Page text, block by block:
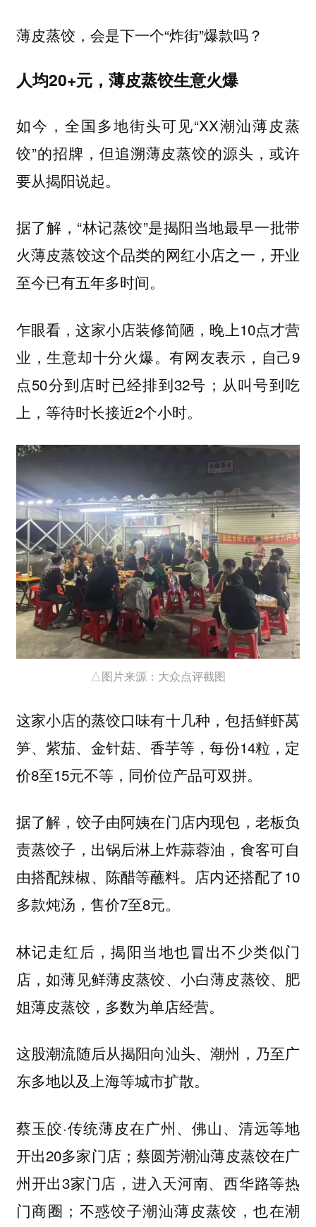
薄皮蒸饺，会是下一个“炸街”爆款吗？
人均20+元，薄皮蒸饺生意火爆
如今，全国多地街头可见“XX潮汕薄皮蒸
饺”的招牌，但追溯薄皮蒸饺的源头，或许
要从揭阳说起。
据了解，“林记蒸饺”是揭阳当地最早一批带
火薄皮蒸饺这个品类的网红小店之一，开业
至今已有五年多时间。
乍眼看，这家小店装修简陋，晚上10点才营
业，生意却十分火爆。有网友表示，自己9
点50分到店时已经排到32号；从叫号到吃
上，等待时长接近2个小时。
△图片来源：大众点评截图
这家小店的蒸饺口味有十几种，包括鲜虾莴
笋、紫茄、金针菇、香芋等，每份14粒，定
价8至15元不等，同价位产品可双拼。
据了解，饺子由阿姨在门店内现包，老板负
责蒸饺子，出锅后淋上炸蒜蓉油，食客可自
由搭配辣椒、陈醋等蘸料。店内还搭配了10
多款炖汤，售价7至8元。
林记走红后，揭阳当地也冒出不少类似门
店，如薄见鲜薄皮蒸饺、小白薄皮蒸饺、肥
姐薄皮蒸饺，多数为单店经营。
这股潮流随后从揭阳向汕头、潮州，乃至广
东多地以及上海等城市扩散。
蔡玉皎·传统薄皮在广州、佛山、清远等地
开出20多家门店；蔡圆芳潮汕薄皮蒸饺在广
州开出3家门店，进入天河南、西华路等热
门商圈；不惑饺子潮汕薄皮蒸饺，也在潮